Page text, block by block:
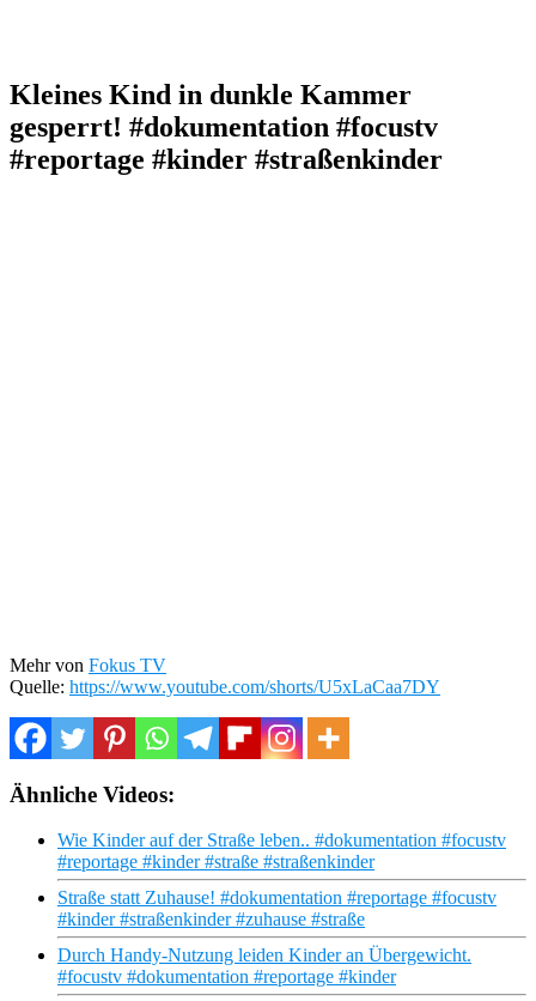
Kleines Kind in dunkle Kammer
gesperrt! #dokumentation #focustv
#reportage #kinder #straßenkinder
Mehr von Fokus TV
Quelle: https://www.youtube.com/shorts/U5xLaCaa7DY
Ähnliche Videos:
Wie Kinder auf der Straße leben.. #dokumentation #focustv
#reportage #kinder #straße #straßenkinder
Straße statt Zuhause! #dokumentation #reportage #focustv
#kinder #straßenkinder #zuhause #straße
Durch Handy-Nutzung leiden Kinder an Übergewicht.
#focustv #dokumentation #reportage #kinder